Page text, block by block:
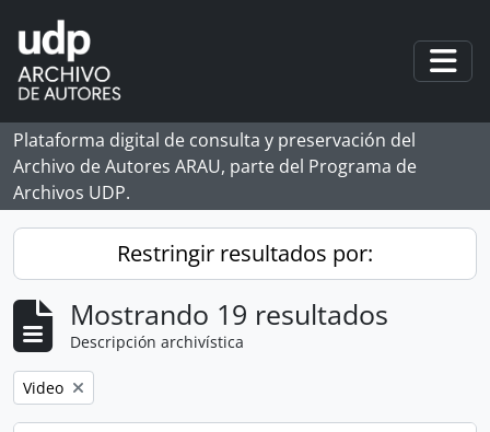
Skip to main content
Plataforma digital de consulta y preservación del
Archivo de Autores ARAU, parte del Programa de
Archivos UDP.
Restringir resultados por:
Mostrando 19 resultados
Descripción archivística
Remove filter:
Video